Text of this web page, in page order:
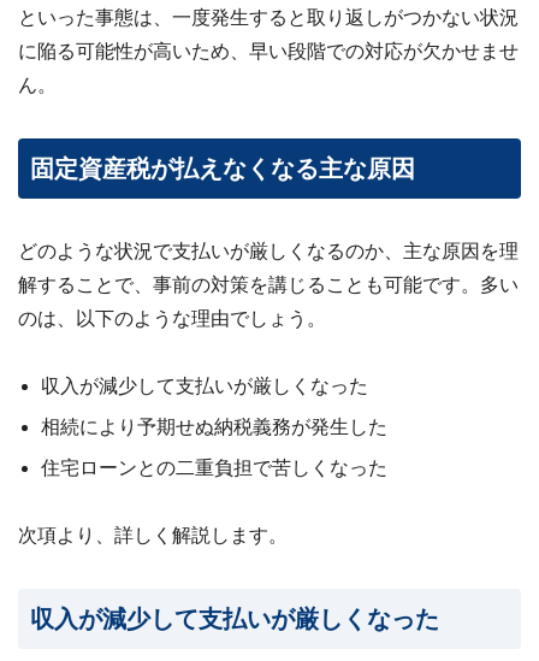
といった事態は、一度発生すると取り返しがつかない状況
に陥る可能性が高いため、早い段階での対応が欠かせませ
ん。
固定資産税が払えなくなる主な原因
どのような状況で支払いが厳しくなるのか、主な原因を理
解することで、事前の対策を講じることも可能です。多い
のは、以下のような理由でしょう。
収入が減少して支払いが厳しくなった
相続により予期せぬ納税義務が発生した
住宅ローンとの二重負担で苦しくなった
次項より、詳しく解説します。
収入が減少して支払いが厳しくなった